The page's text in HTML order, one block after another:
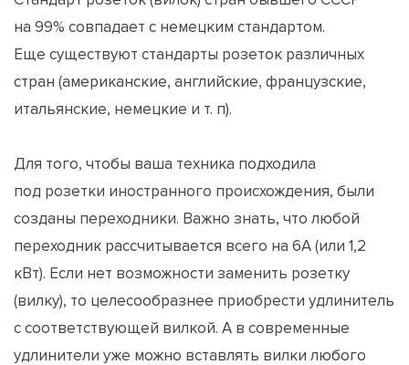
на 99% совпадает с немецким стандартом.
Еще существуют стандарты розеток различных
стран (американские, английские, французские,
итальянские, немецкие и т. п).
Для того, чтобы ваша техника подходила
под розетки иностранного происхождения, были
созданы переходники. Важно знать, что любой
переходник рассчитывается всего на 6А (или 1,2
кВт). Если нет возможности заменить розетку
(вилку), то целесообразнее приобрести удлинитель
с соответствующей вилкой. А в современные
удлинители уже можно вставлять вилки любого